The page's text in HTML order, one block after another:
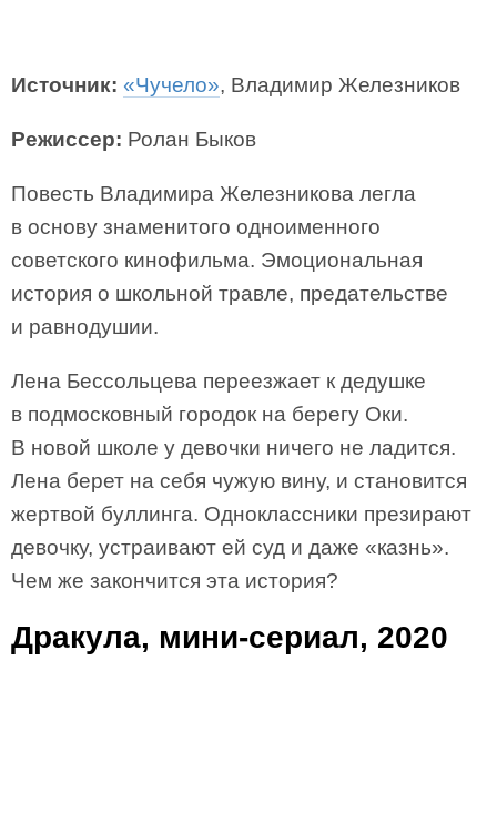
Источник: «Чучело», Владимир Железников
Режиссер: Ролан Быков
Повесть Владимира Железникова легла
в основу знаменитого одноименного
советского кинофильма. Эмоциональная
история о школьной травле, предательстве
и равнодушии.
Лена Бессольцева переезжает к дедушке
в подмосковный городок на берегу Оки.
В новой школе у девочки ничего не ладится.
Лена берет на себя чужую вину, и становится
жертвой буллинга. Одноклассники презирают
девочку, устраивают ей суд и даже «казнь».
Чем же закончится эта история?
Дракула, мини-сериал, 2020